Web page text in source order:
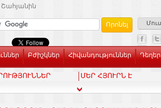
Բժիշկներ Հիվանդություններ Դեղեր
ՄԵՐ ՀՅՈՒՐՆ Է